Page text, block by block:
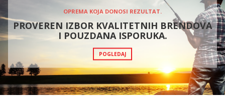
OPREMA KOJA DONOSI REZULTAT.
PROVEREN IZBOR KVALITETNIH BRENDOVA
I POUZDANA ISPORUKA.
POGLEDAJ